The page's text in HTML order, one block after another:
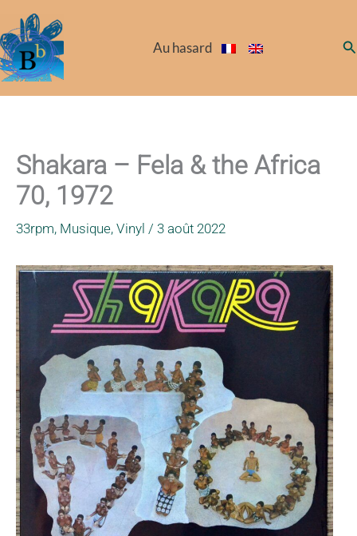
au
contenu
Au hasard
Shakara – Fela & the Africa
70, 1972
33rpm, Musique, Vinyl / 3 août 2022